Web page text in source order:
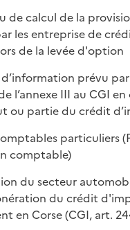
de calcul de la
les entreprise de
de la levée d'option
d’information prévu
l’annexe III au CGI
ou partie du crédit
particuliers
comptable)
du secteur
du crédit
en Corse (CGI, art.